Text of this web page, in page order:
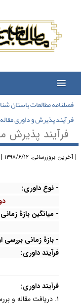
فصلنامه مطالعات باستان
فرآیند پذیرش و داوری مقاله
فرآیند پذیرش
بروزرسانی: ۱۳۹۸/۶/۱۲ |
-
- میانگین
- بازۀ زمانی بررسی
فرآیند داوری:
فرآیند داوری:
۱. دریافت مقاله و